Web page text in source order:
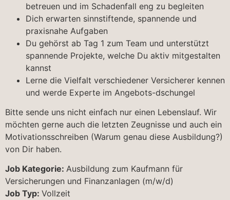
betreuen und im Schadenfall eng zu begleiten
Dich erwarten sinnstiftende, spannende und
praxisnahe Aufgaben
Du gehörst ab Tag 1 zum Team und unterstützt
spannende Projekte, welche Du aktiv mitgestalten
kannst
Lerne die Vielfalt verschiedener Versicherer kennen
und werde Experte im Angebots-dschungel
Bitte sende uns nicht einfach nur einen Lebenslauf. Wir
möchten gerne auch die letzten Zeugnisse und auch ein
Motivationsschreiben (Warum genau diese Ausbildung?)
von Dir haben.
Job Kategorie: Ausbildung zum Kaufmann für
Versicherungen und Finanzanlagen (m/w/d)
Job Typ: Vollzeit